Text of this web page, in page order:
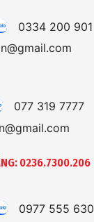
0334 200 901
077 319 7777
0236.7300.206
0977 555 630